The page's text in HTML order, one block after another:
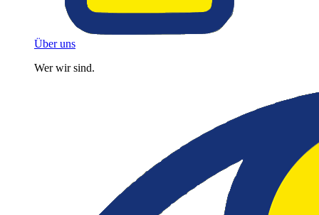
Über uns
Wer wir sind.